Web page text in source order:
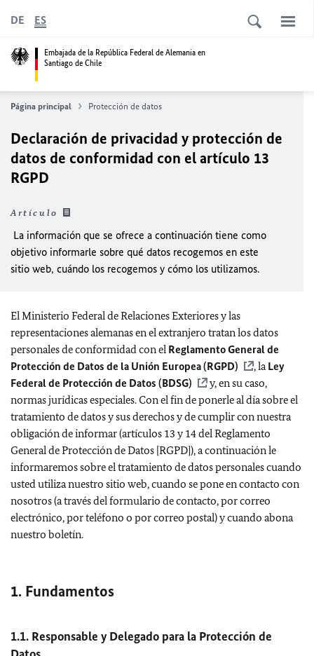
Embajada de la República Federal de Alemania en
Santiago de Chile
DE ES
Página principal Protección de datos
Declaración de privacidad y protección de
datos de conformidad con el artículo 13
RGPD
Artículo
La información que se ofrece a continuación tiene como
objetivo informarle sobre qué datos recogemos en este
sitio web, cuándo los recogemos y cómo los utilizamos.
El Ministerio Federal de Relaciones Exteriores y las
representaciones alemanas en el extranjero tratan los datos
personales de conformidad con el Reglamento General de
Protección de Datos de la Unión Europea (RGPD)
, laLey
Federal de Protección de Datos (BDSG)
y, en su caso,
normas jurídicas especiales. Con el fin de ponerle al día sobre el
tratamiento de datos y sus derechos y de cumplir con nuestra
obligación de informar (artículos 13 y 14 del Reglamento
General de Protección de Datos [RGPD]), a continuación le
informaremos sobre el tratamiento de datos personales cuando
usted utiliza nuestro sitio web, cuando se pone en contacto con
nosotros (a través del formulario de contacto, por correo
electrónico, por teléfono o por correo postal) y cuando abona
nuestro boletín.
1. Fundamentos
1.1. Responsable y Delegado para la Protección de